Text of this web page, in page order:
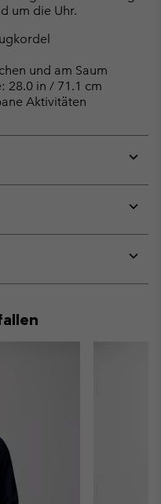
um die Uhr.
und am Saum
28.0 in / 71.1 cm
Aktivitäten
or
or
or